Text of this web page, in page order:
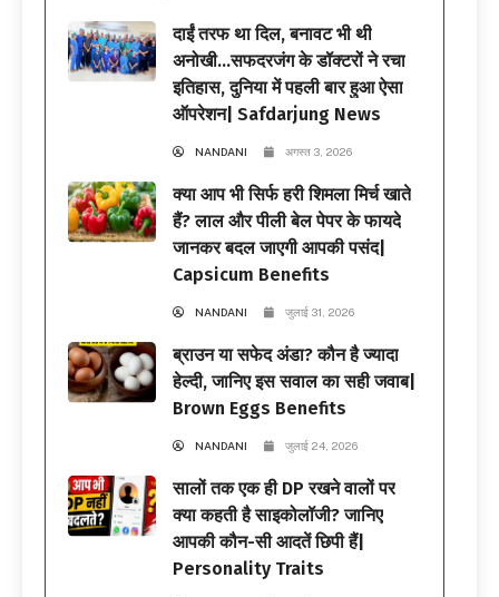
दाईं तरफ था दिल, बनावट भी थी
अनोखी…सफदरजंग के डॉक्टरों ने रचा
इतिहास, दुनिया में पहली बार हुआ ऐसा
ऑपरेशन| Safdarjung News
NANDANI अगस्त 3, 2026
क्या आप भी सिर्फ हरी शिमला मिर्च खाते
हैं? लाल और पीली बेल पेपर के फायदे
जानकर बदल जाएगी आपकी पसंद|
Capsicum Benefits
NANDANI जुलाई 31, 2026
ब्राउन या सफेद अंडा? कौन है ज्यादा
हेल्दी, जानिए इस सवाल का सही जवाब|
Brown Eggs Benefits
NANDANI जुलाई 24, 2026
सालों तक एक ही DP रखने वालों पर
क्या कहती है साइकोलॉजी? जानिए
आपकी कौन-सी आदतें छिपी हैं|
Personality Traits